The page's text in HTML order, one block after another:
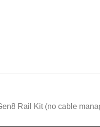
Rail Kit (no cable